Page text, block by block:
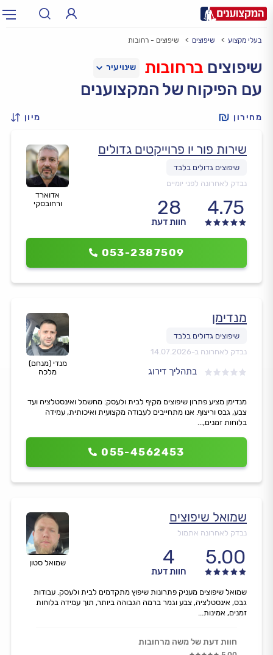
עירעיר: תל אביב, חיפה…
בעלי מקצוע שיפוצים שיפוצים - רחובות
שיפוצים ברחובות
עם הפיקוח של המקצוענים
מחירון מיון
אדוארד
ורחובסקי
שירות פור יו פרוייקטים גדולים
נבדק לאחרונה לפני יומיים
4.75
28
חוות דעת
053-2387509
מנדי (מנחם)
מלכה
מנדימן
נבדק לאחרונה ב-14.07.2026
בתהליך דירוג
055-4562453
מנדימן מציע פתרון שיפוצים מקיף לבית ולעסק: מחשמל ואינסטלציה ועד
צבע, גבס וריצוף. אנו מתחייבים לעבודה מקצועית ואיכותית, עמידה
בלוחות זמנים,...
שמואל סטון
שמואל שיפוצים
נבדק לאחרונה אתמול
5.00
4
חוות דעת
שמואל שיפוצים מעניק פתרונות שיפוץ מתקדמים לבית ולעסק. עבודות
גבס, אינסטלציה, צבע וגמר ברמה הגבוהה ביותר, תוך עמידה בלוחות
זמנים, אמינות...
חוות דעת של משה מרחובות